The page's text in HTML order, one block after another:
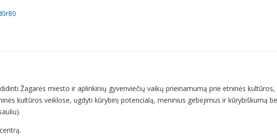
Žagarės miesto ir aplinkinių gyvenviečių vaikų prieinamumą prie etninės
kultūros veiklose, ugdyti kūrybinį potencialą, meninius gebėjimus ir kūrybiškumą